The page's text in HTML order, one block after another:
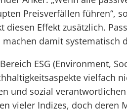
Preisverfällen führen“,
diesen Effekt zusätzlich.
damit systematisch
ESG (Environment,
vielfach
und sozial
vieler Indizes, doch